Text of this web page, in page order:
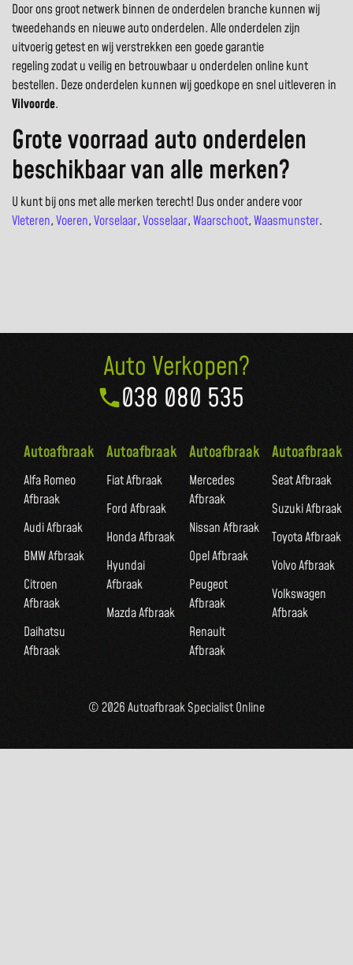
Door ons groot netwerk binnen de onderdelen branche kunnen wij
tweedehands en nieuwe auto onderdelen. Alle onderdelen zijn
uitvoerig getest en wij verstrekken een goede garantie
regeling zodat u veilig en betrouwbaar u onderdelen online kunt
bestellen. Deze onderdelen kunnen wij goedkope en snel uitleveren in
Vilvoorde.
Grote voorraad auto onderdelen
beschikbaar van alle merken?
U kunt bij ons met alle merken terecht! Dus onder andere voor
Vleteren,Voeren,Vorselaar,Vosselaar,Waarschoot,Waasmunster.
Auto Verkopen?
038 080 535
Autoafbraak
Alfa Romeo
Afbraak
Audi Afbraak
BMW Afbraak
Citroen
Afbraak
Daihatsu
Afbraak
Autoafbraak
Fiat Afbraak
Ford Afbraak
Honda Afbraak
Hyundai
Afbraak
Mazda Afbraak
Autoafbraak
Mercedes
Afbraak
Nissan Afbraak
Opel Afbraak
Peugeot
Afbraak
Renault
Afbraak
Autoafbraak
Seat Afbraak
Suzuki Afbraak
Toyota Afbraak
Volvo Afbraak
Volkswagen
Afbraak
© 2026 Autoafbraak Specialist Online